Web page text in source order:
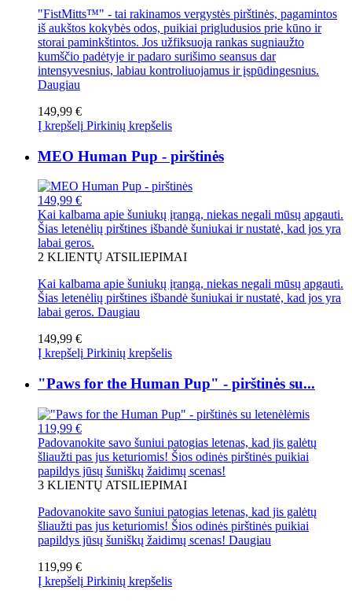
"FistMitts™" - tai rakinamos vergystės pirštinės, pagamintos
iš aukštos kokybės odos, puikiai prigludusios prie kūno ir
storai paminkštintos. Jos užfiksuoja rankas sugniaužto
kumščio padėtyje ir padaro surišimo seansus dar
intensyvesnius, labiau kontroliuojamus ir įspūdingesnius.
Daugiau
149,99 €
Į krepšelį Pirkinių krepšelis
MEO Human Pup - pirštinės
149,99 €
Kai kalbama apie šuniukų įrangą, niekas negali mūsų apgauti.
Šias letenėlių pirštines išbandė šuniukai ir nustatė, kad jos yra
labai geros.
2 KLIENTŲ ATSILIEPIMAI
Kai kalbama apie šuniukų įrangą, niekas negali mūsų apgauti.
Šias letenėlių pirštines išbandė šuniukai ir nustatė, kad jos yra
labai geros. Daugiau
149,99 €
Į krepšelį Pirkinių krepšelis
"Paws for the Human Pup" - pirštinės su...
119,99 €
Padovanokite savo šuniui patogias letenas, kad jis galėtų
šliaužti pas jus keturiomis! Šios odinės pirštinės puikiai
papildys jūsų šuniškų žaidimų scenas!
3 KLIENTŲ ATSILIEPIMAI
Padovanokite savo šuniui patogias letenas, kad jis galėtų
šliaužti pas jus keturiomis! Šios odinės pirštinės puikiai
papildys jūsų šuniškų žaidimų scenas! Daugiau
119,99 €
Į krepšelį Pirkinių krepšelis